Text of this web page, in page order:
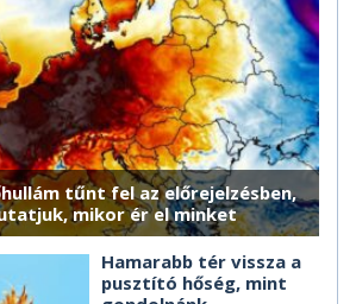
tűnt fel az előrejelzésben,
mikor ér el minket
Hamarabb tér vissza a
pusztító hőség, mint